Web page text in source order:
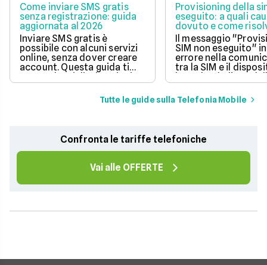
Come inviare SMS gratis
senza registrazione: guida
aggiornata al 2026
Inviare SMS gratis è
possibile con alcuni servizi
online, senza dover creare
account. Questa guida ti
mostra le migliori opzioni
per inviare messaggi senza
Provisioning della
eseguito: a quali
dovuto e come
questo errore
Il messaggio
SIM non eseguito"
errore nella
tra la SIM e il
impedendo l'uso
mobile.
Tutte le guide sulla Telefonia Mobile
Confronta le tariffe telefoniche
Vai alle OFFERTE